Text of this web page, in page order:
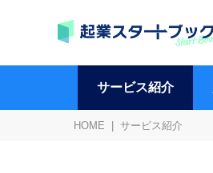
サービス紹介
HOME サービス紹介